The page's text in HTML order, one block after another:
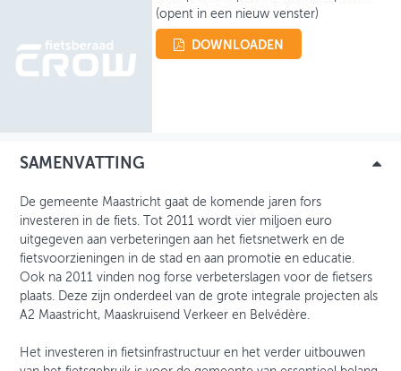
(opent in een nieuw venster)
DOWNLOADEN
SAMENVATTING
De gemeente Maastricht gaat de komende jaren fors
investeren in de fiets. Tot 2011 wordt vier miljoen euro
uitgegeven aan verbeteringen aan het fietsnetwerk en de
fietsvoorzieningen in de stad en aan promotie en educatie.
Ook na 2011 vinden nog forse verbeterslagen voor de fietsers
plaats. Deze zijn onderdeel van de grote integrale projecten als
A2 Maastricht, Maaskruisend Verkeer en Belvédère.
Het investeren in fietsinfrastructuur en het verder uitbouwen